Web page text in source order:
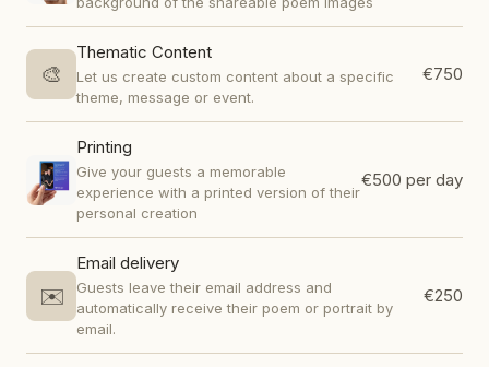
🎨
Thematic Content
Let us create custom content about a specific
theme, message or event.
€750
Printing
Give your guests a memorable
experience with a printed version of their
personal creation
€500 per day
✉️
Email delivery
Guests leave their email address and
automatically receive their poem or portrait by
email.
€250